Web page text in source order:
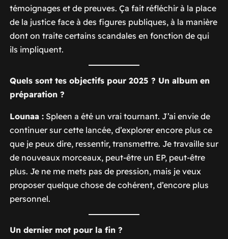
témoignages et de preuves. Ça fait réfléchir à la place
de la justice face à des figures publiques, à la manière
dont on traite certains scandales en fonction de qui
ils impliquent.
Quels sont tes objectifs pour 2025 ? Un album en
préparation ?
Lounaa : Spleen a été un vrai tournant. J’ai envie de
continuer sur cette lancée, d’explorer encore plus ce
que je peux dire, ressentir, transmettre. Je travaille sur
de nouveaux morceaux, peut-être un EP, peut-être
plus. Je ne me mets pas de pression, mais je veux
proposer quelque chose de cohérent, d’encore plus
personnel.
Un dernier mot pour la fin ?